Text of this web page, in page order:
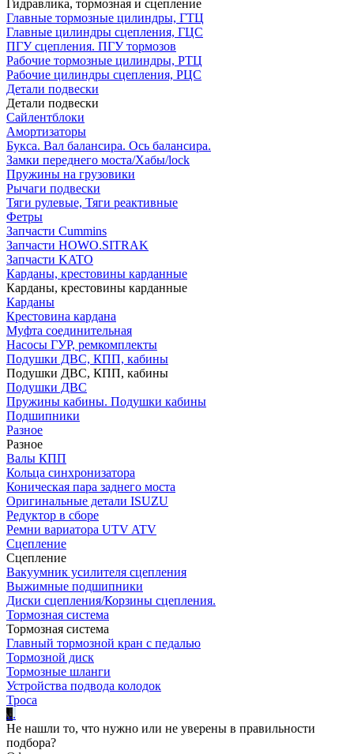
Гидравлика, тормозная и сцепление
Главные тормозные цилиндры, ГТЦ
Главные цилиндры сцепления, ГЦС
ПГУ сцепления. ПГУ тормозов
Рабочие тормозные цилиндры, РТЦ
Рабочие цилиндры сцепления, РЦС
Детали подвески
Детали подвески
Cайлентблоки
Амортизаторы
Букса. Вал балансира. Ось балансира.
Замки переднего моста/Хабы/lock
Пружины на грузовики
Рычаги подвески
Тяги рулевые, Тяги реактивные
Фетры
Запчасти Cummins
Запчасти HOWO.SITRAK
Запчасти KATO
Карданы, крестовины карданные
Карданы, крестовины карданные
Карданы
Крестовина кардана
Муфта соединительная
Насосы ГУР, ремкомплекты
Подушки ДВС, КПП, кабины
Подушки ДВС, КПП, кабины
Подушки ДВС
Пружины кабины. Подушки кабины
Подшипники
Разное
Разное
Валы КПП
Кольца синхронизатора
Коническая пара заднего моста
Оригинальные детали ISUZU
Редуктор в сборе
Ремни вариатора UTV ATV
Сцепление
Сцепление
Вакуумник усилителя сцепления
Выжимные подшипники
Диски сцепления/Корзины сцепления.
Тормозная система
Тормозная система
Главный тормозной кран с педалью
Тормозной диск
Тормозные шланги
Устройства подвода колодок
Троса
...
Не нашли то, что нужно или не уверены в правильности
подбора?